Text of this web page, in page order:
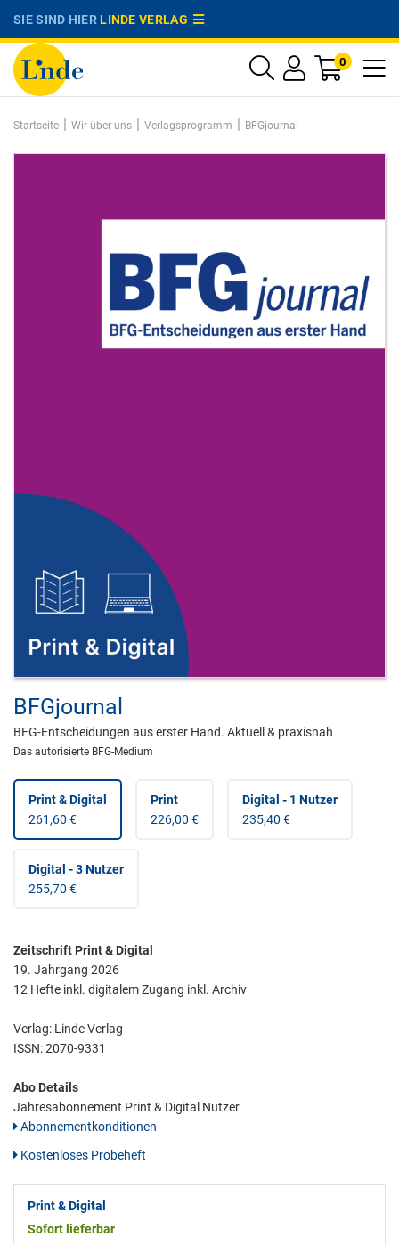
SIE SIND HIERLINDE VERLAG
0
Startseite | Wir über uns | Verlagsprogramm | BFGjournal
BFGjournal
BFG-Entscheidungen aus erster Hand. Aktuell & praxisnah
Das autorisierte BFG-Medium
Print & Digital
261,60 €
Print
226,00 €
Digital - 1 Nutzer
235,40 €
Digital - 3 Nutzer
255,70 €
Zeitschrift Print & Digital
19. Jahrgang 2026
12 Hefte inkl. digitalem Zugang inkl. Archiv
Verlag: Linde Verlag
ISSN:2070-9331
Abo Details
Jahresabonnement Print & Digital Nutzer
Abonnementkonditionen
Kostenloses Probeheft
Print & Digital
Sofort lieferbar